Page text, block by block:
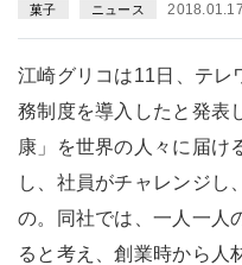
菓子 ニュース
江崎グリコは11日、テレ
務制度を導入したと発表
康」を世界の人々に届け
し、社員がチャレンジし
の。同社では、一人一人
ると考え、創業時から人